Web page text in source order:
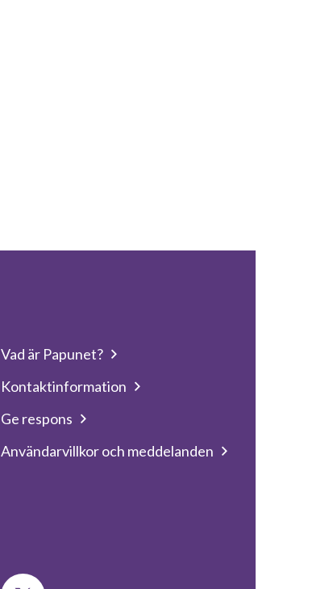
Vad är Papunet?
Kontaktinformation
Ge respons
Användarvillkor och meddelanden